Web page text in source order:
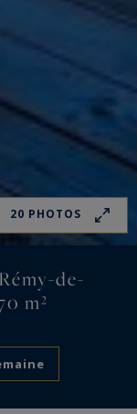
20 PHOTOS
de-
m²